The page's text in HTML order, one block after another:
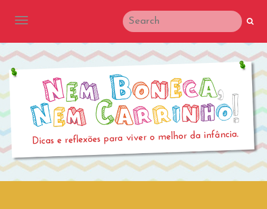
TOGGLE NAVIGATION